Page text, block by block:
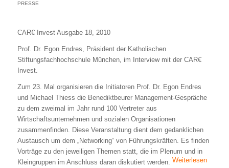
PRESSE
CAR€ Invest Ausgabe 18, 2010
Prof. Dr. Egon Endres, Präsident der Katholischen
Stiftungsfachhochschule München, im Interview mit der CAR€
Invest.
Zum 23. Mal organisieren die Initiatoren Prof. Dr. Egon Endres
und Michael Thiess die Benediktbeurer Management-Gespräche
zu dem zweimal im Jahr rund 100 Vertreter aus
Wirtschaftsunternehmen und sozialen Organisationen
zusammenfinden. Diese Veranstaltung dient dem gedanklichen
Austausch um dem „Networking“ von Führungskräften. Es finden
Vorträge zu den jeweiligen Themen statt, die im Plenum und in
Kleingruppen im Anschluss daran diskutiert werden. Weiterlesen